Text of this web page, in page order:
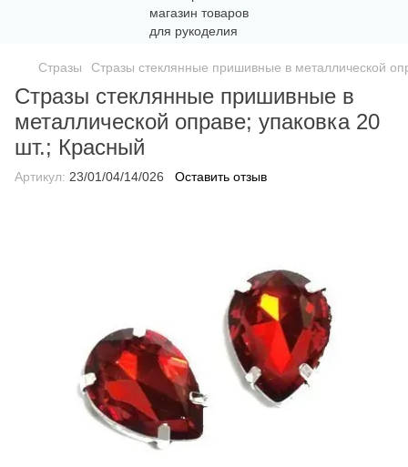
Стразы Стразы стеклянные пришивные в металлической
Стразы стеклянные пришивные в
металлической оправе; упаковка 20
шт.; Красный
Артикул: 23/01/04/14/026 Оставить отзыв